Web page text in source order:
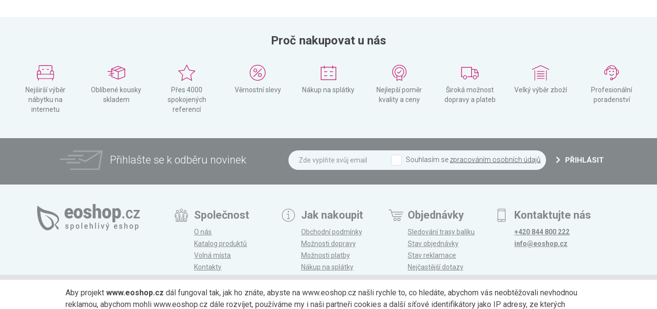
Proč nakupovat u nás
Nejširší výběr
nábytku na
internetu
Oblíbené kousky
skladem
Přes 4000
spokojených
referencí
Věrnostní slevy Nákup na splátky
Nejlepší poměr
kvality a ceny
Široká možnost
dopravy a plateb
Velký výběr zboží
Profesionální
poradenství
Přihlašte se k odběru novinek Souhlasím se zpracováním osobních údajů PŘIHLÁSIT
Společnost
O nás
Katalog produktů
Volná místa
Kontakty
Magazín
Jak nakoupit
Obchodní podmínky
Možnosti dopravy
Možnosti platby
Nákup na splátky
Reklamace a vrácení
Objednávky
Sledování trasy balíku
Stav objednávky
Stav reklamace
Nejčastější dotazy
Kontaktujte nás
+420 844 800 222
info@eoshop.cz
Aby projektwww.eoshop.cz dál fungoval tak, jak ho znáte, abyste na www.eoshop.cz našli rychle to, co hledáte, abychom vás neobtěžovali nevhodnou
reklamou, abychom mohli www.eoshop.cz dále rozvíjet, používáme my i naši partneři cookies a další síťové identifikátory jako IP adresy, ze kterých